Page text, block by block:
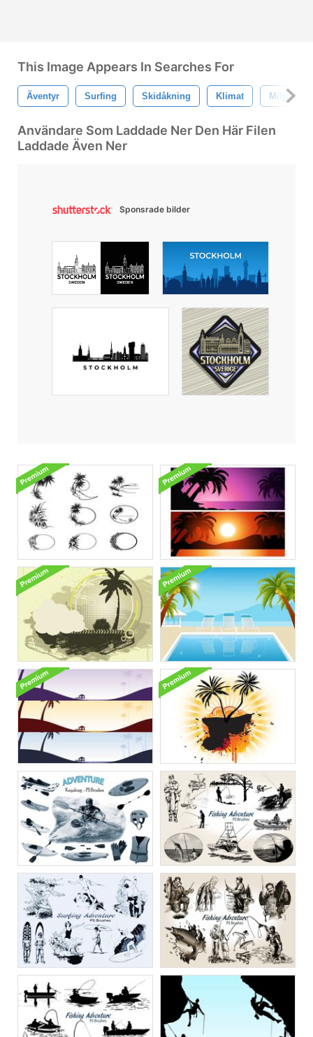
This Image Appears In Searches For
Äventyr Surfing Skidåkning Klimat Miljö
Användare Som Laddade Ner Den Här Filen
Laddade Även Ner
Sponsrade bilder